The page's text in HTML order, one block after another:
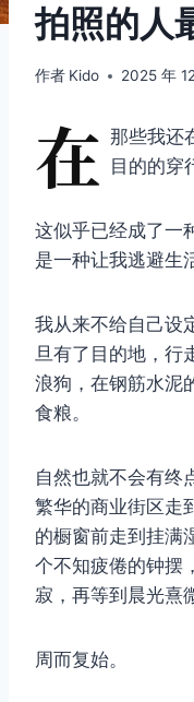
拍照的人
作者 Kido 2025 年
在 那些我还
目的的穿
这似乎已经成了一
是一种让我逃避生
我从来不给自己设
旦有了目的地，行
浪狗，在钢筋水泥
食粮。
自然也就不会有终
繁华的商业街区走
的橱窗前走到挂满
个不知疲倦的钟摆
寂，再等到晨光熹
周而复始。